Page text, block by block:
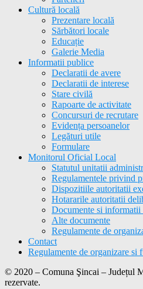
Cultură locală
Prezentare locală
Sărbători locale
Educație
Galerie Media
Informatii publice
Declaratii de avere
Declaratii de interese
Stare civilă
Rapoarte de activitate
Concursuri de recrutare
Evidența persoanelor
Legături utile
Formulare
Monitorul Oficial Local
Statutul unitatii
Regulamentele privind
Dispozitiile autoritatii
Hotararile autoritatii
Documente si informatii
Alte documente
Regulamente de
Contact
Regulamente de organizare si
© 2020 – Comuna Şincai – Județul
rezervate.